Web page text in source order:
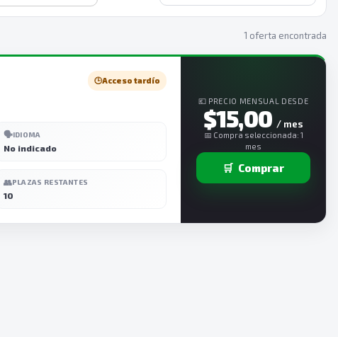
1 oferta encontrada
🕒Acceso tardío
🗣️IDIOMA
No indicado
👥PLAZAS RESTANTES
10
💶 PRECIO MENSUAL DESDE
$15,00 / mes
📅 Compra seleccionada: 1
mes
🛒 Comprar